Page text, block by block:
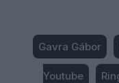
Gavra Gábor
Youtube